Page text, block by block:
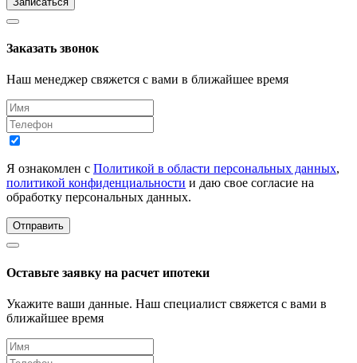
Заказать звонок
Наш менеджер свяжется с вами в ближайшее время
Я ознакомлен с Политикой в области персональных данных,
политикой конфиденциальности и даю свое согласие на
обработку персональных данных.
Отправить
Оставьте заявку на расчет ипотеки
Укажите ваши данные. Наш специалист свяжется с вами в
ближайшее время